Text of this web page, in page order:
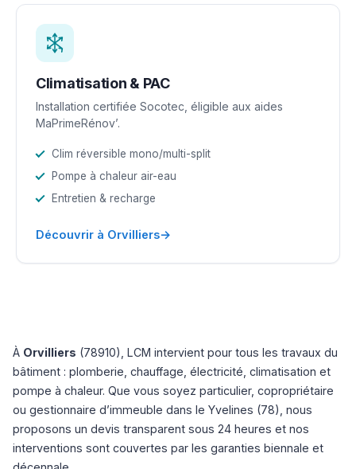
Climatisation & PAC
Installation certifiée Socotec, éligible aux aides
MaPrimeRénov’.
Clim réversible mono/multi-split
Pompe à chaleur air-eau
Entretien & recharge
Découvrir à Orvilliers→
À Orvilliers (78910), LCM intervient pour tous les travaux du
bâtiment : plomberie, chauffage, électricité, climatisation et
pompe à chaleur. Que vous soyez particulier, copropriétaire
ou gestionnaire d’immeuble dans le Yvelines (78), nous
proposons un devis transparent sous 24 heures et nos
interventions sont couvertes par les garanties biennale et